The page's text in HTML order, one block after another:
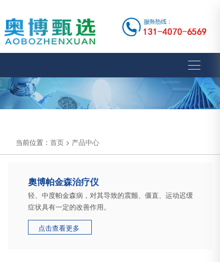
当前位置： 首页 > 产品中心
奧博帕金森治疗仪
轻、中度帕金森病，对其导致的震颤、僵直、运动迟缓
症状具有一定的改善作用。
点击查看更多